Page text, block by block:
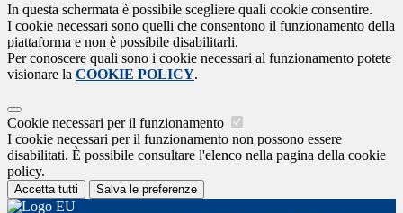
In questa schermata è possibile scegliere quali cookie consentire.
I cookie necessari sono quelli che consentono il funzionamento della
piattaforma e non è possibile disabilitarli.
Per conoscere quali sono i cookie necessari al funzionamento potete
visionare la COOKIE POLICY.
Cookie necessari per il funzionamento
I cookie necessari per il funzionamento non possono essere
disabilitati. È possibile consultare l'elenco nella pagina della cookie
policy.
Accetta tutti Salva le preferenze